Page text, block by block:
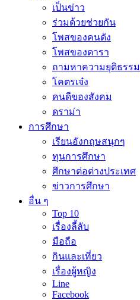
เป็นข่าว
ร่วมด้วยช่วยกัน
โพสของคนดัง
โพสของดารา
ถามหาความยุติธรรม
โคตรเจ๋ง
คนดีของสังคม
ดราม่า
การศึกษา
เรียนอังกฤษสนุกๆ
ทุนการศึกษา
ศึกษาต่อต่างประเทศ
ข่าวการศึกษา
อื่น ๆ
Top 10
เรื่องลี้ลับ
มือถือ
กินและเที่ยว
เรื่องผู้หญิง
Line
Facebook